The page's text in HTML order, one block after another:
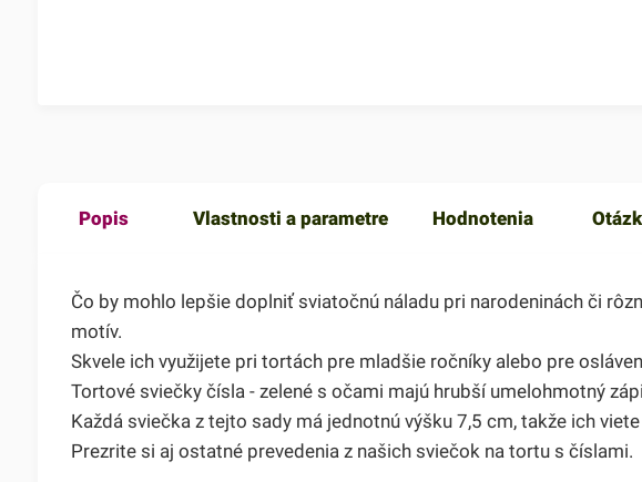
Popis Vlastnosti a parametre Hodnotenia
Čo by mohlo lepšie doplniť sviatočnú náladu pri narodeninách či
motív.
Skvele ich využijete pri tortách pre mladšie ročníky alebo pre
Tortové sviečky čísla - zelené s očami majú hrubší umelohmotný
Každá sviečka z tejto sady má jednotnú výšku 7,5 cm, takže ich
Prezrite si aj ostatné prevedenia z našich sviečok na tortu s číslami.